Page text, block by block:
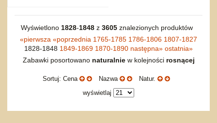
Wyświetlono 1828-1848z 3605znalezionych produktów
«pierwsza «poprzednia 1765-1785 1786-1806 1807-1827
1828-1848 1849-1869 1870-1890 następna» ostatnia»
Zabawki posortowano naturalniew kolejności rosnącej
Sortuj: Cena Nazwa
Natur.
wyświetlaj